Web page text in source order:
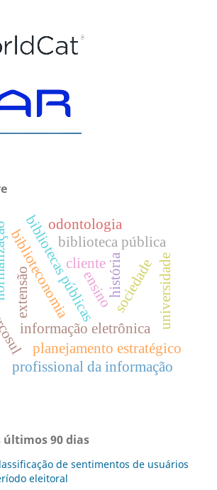
bibliotecas públicas
informação eletrônica
cliente
biblioteca pública
biblioteconomia história
profissional da informação
planejamento estratégico
universidade
extensão sociedade
ensino
odontologia
últimos 90 dias
de sentimentos de usuários
eleitoral